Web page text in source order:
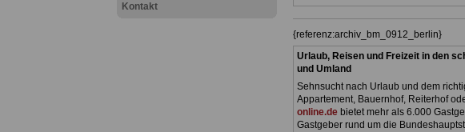
Kontakt
{referenz:archiv_bm_0912_berlin}
Urlaub, Reisen und Freizeit in den
und Umland
Sehnsucht nach Urlaub und dem
Appartement, Bauernhof, Reiterhof
online.debietet mehr als 6.000
Gastgeber rund um die